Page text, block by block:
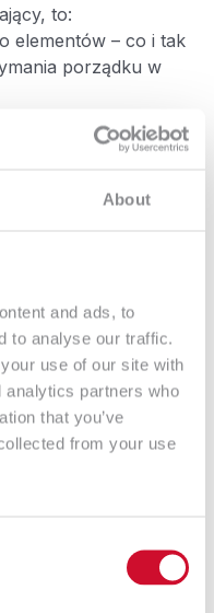
About
and ads, to
to analyse our traffic.
use of our site with
analytics partners who
that you’ve
from your use
to:
elementów – co i tak
porządku w
Numer
zapisany w bazie
użytkownika.
Żaden
PDF także
klawiszowym z
a system GLPI sam
Użytkownikowi.